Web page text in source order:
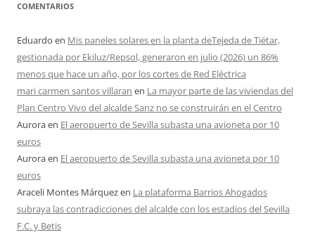
COMENTARIOS
Eduardo en Mis paneles solares en la planta deTejeda de Tiétar,
gestionada por Ekiluz/Repsol, generaron en julio (2026) un 86%
menos que hace un año, por los cortes de Red Eléctrica
mari carmen santos villaran en La mayor parte de las viviendas del
Plan Centro Vivo del alcalde Sanz no se construirán en el Centro
Auroraen El aeropuerto de Sevilla subasta una avioneta por 10
euros
Auroraen El aeropuerto de Sevilla subasta una avioneta por 10
euros
Araceli Montes Márquezen La plataforma Barrios Ahogados
subraya las contradicciones del alcalde con los estadios del Sevilla
F.C. y Betis